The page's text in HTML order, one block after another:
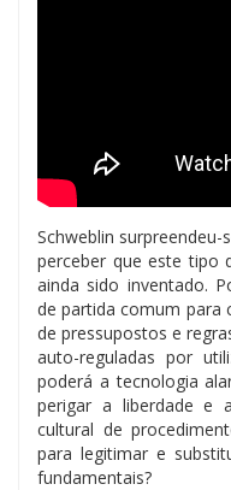
Schweblin
perceber que este tipo
ainda sido inventado.
de partida comum para
de pressupostos e
auto-reguladas por
poderá a tecnologia
perigar a liberdade e
cultural de
para legitimar e
fundamentais?